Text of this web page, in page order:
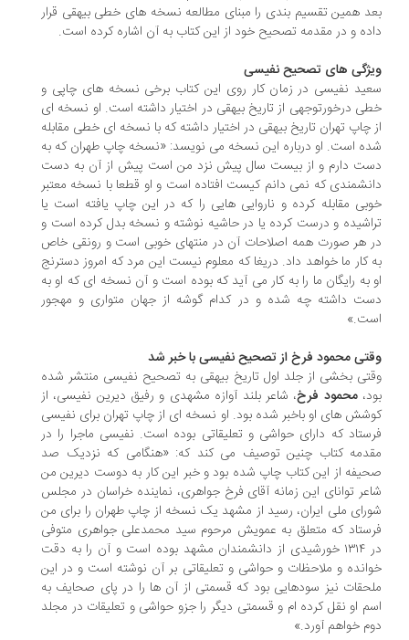
همین تقسیم بندی را مبنای مطالعه نسخه های خطی بیهقی قرار
و در مقدمه تصحیح خود از این کتاب به آن اشاره کرده است.
های تصحیح نفیسی
نفیسی در زمان کار روی این کتاب برخی نسخه های چاپی و
درخورتوجهی از تاریخ بیهقی در اختیار داشته است. او نسخه ای
چاپ تهران تاریخ بیهقی در اختیار داشته که با نسخه ای خطی مقابله
است. او درباره این نسخه می نویسد: «نسخه چاپ طهران که به
دارم و از بیست سال پیش نزد من است پیش از آن به دست
که نمی دانم کیست افتاده است و او قطعا با نسخه معتبر
مقابله کرده و ناروایی هایی را که در این چاپ یافته است یا
و درست کرده یا در حاشیه نوشته و نسخه بدل کرده است و
هر صورت همه اصلاحات آن در منتهای خوبی است و رونقی خاص
کار ما خواهد داد. دریغا که معلوم نیست این مرد که امروز دسترنج
به رایگان ما را به کار می آید که بوده است و آن نسخه ای که او به
داشته چه شده و در کدام گوشه از جهان متواری و مهجور
محمود فرخ از تصحیح نفیسی با خبر شد
بخشی از جلد اول تاریخ بیهقی به تصحیح نفیسی منتشر شده
محمود فرخ، شاعر بلند آوازه مشهدی و رفیق دیرین نفیسی، از
های او باخبر شده بود. او نسخه ای از چاپ تهران برای نفیسی
که دارای حواشی و تعلیقاتی بوده است. نفیسی ماجرا را در
کتاب چنین توصیف می کند که: «هنگامی که نزدیک صد
از این کتاب چاپ شده بود و خبر این کار به دوست دیرین من
توانای این زمانه آقای فرخ جواهری، نماینده خراسان در مجلس
ملی ایران، رسید از مشهد یک نسخه از چاپ طهران را برای من
که متعلق به عمویش مرحوم سید محمدعلی جواهری متوفی
در ١٣١٤ خورشیدی از دانشمندان مشهد بوده است و آن را به دقت
و ملاحظات و حواشی و تعلیقاتی بر آن نوشته است و در این
نیز سودهایی بود که قسمتی از آن ها را در پای صحایف به
او نقل کرده ام و قسمتی دیگر را جزو حواشی و تعلیقات در مجلد
خواهم آورد.»